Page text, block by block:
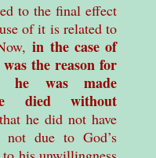
to the final effect
of it is related to
in the case of
the reason for
he was made
died without
he did not have
due to God’s